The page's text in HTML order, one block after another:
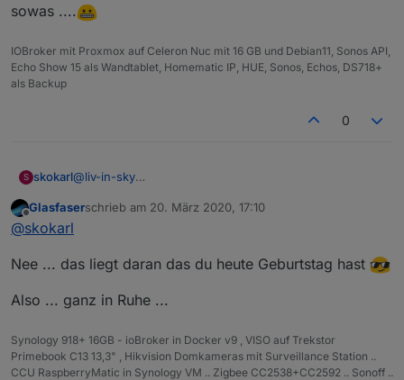
sowas ....
IOBroker mit Proxmox auf Celeron Nuc mit 16 GB und Debian11, Sonos API,
Echo Show 15 als Wandtablet, Homematic IP, HUE, Sonos, Echos, DS718+
als Backup
0
S skokarl@liv-in-sky
sowas ....
Offline
Glasfaserschrieb am 20. März 2020, 17:10
zuletzt editiert von
@skokarl
Nee ... das liegt daran das du heute Geburtstag hast
Also ... ganz in Ruhe ...
Synology 918+ 16GB - ioBroker in Docker v9 , VISO auf Trekstor
Primebook C13 13,3" , Hikvision Domkameras mit Surveillance Station ..
CCU RaspberryMatic in Synology VM .. Zigbee CC2538+CC2592 .. Sonoff ..